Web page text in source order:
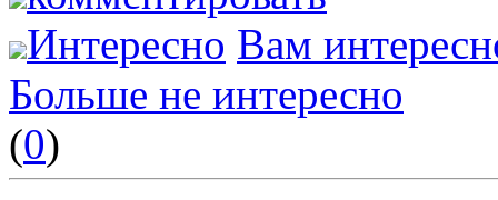
Интересно Вам
Больше не интересно
(0)